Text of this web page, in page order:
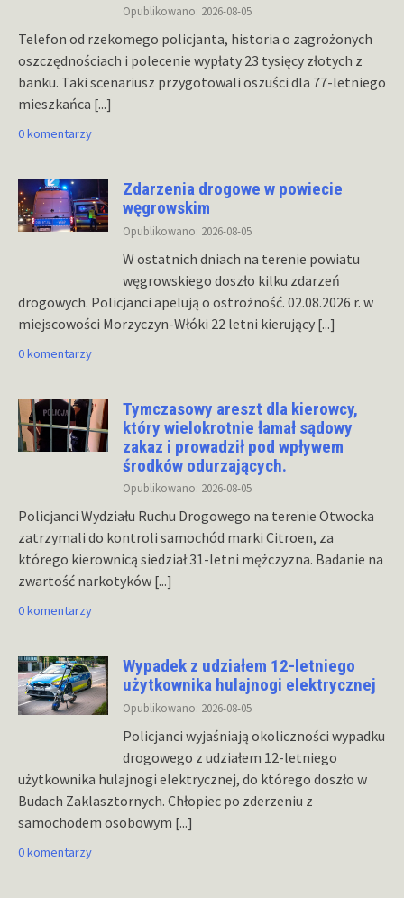
Opublikowano: 2026-08-05
Telefon od rzekomego policjanta, historia o zagrożonych
oszczędnościach i polecenie wypłaty 23 tysięcy złotych z
banku. Taki scenariusz przygotowali oszuści dla 77-letniego
mieszkańca [...]
0 komentarzy
Zdarzenia drogowe w powiecie
węgrowskim
Opublikowano: 2026-08-05
W ostatnich dniach na terenie powiatu
węgrowskiego doszło kilku zdarzeń
drogowych. Policjanci apelują o ostrożność. 02.08.2026 r. w
miejscowości Morzyczyn-Włóki 22 letni kierujący [...]
0 komentarzy
Tymczasowy areszt dla kierowcy,
który wielokrotnie łamał sądowy
zakaz i prowadził pod wpływem
środków odurzających.
Opublikowano: 2026-08-05
Policjanci Wydziału Ruchu Drogowego na terenie Otwocka
zatrzymali do kontroli samochód marki Citroen, za
którego kierownicą siedział 31-letni mężczyzna. Badanie na
zwartość narkotyków [...]
0 komentarzy
Wypadek z udziałem 12-letniego
użytkownika hulajnogi elektrycznej
Opublikowano: 2026-08-05
Policjanci wyjaśniają okoliczności wypadku
drogowego z udziałem 12-letniego
użytkownika hulajnogi elektrycznej, do którego doszło w
Budach Zaklasztornych. Chłopiec po zderzeniu z
samochodem osobowym [...]
0 komentarzy